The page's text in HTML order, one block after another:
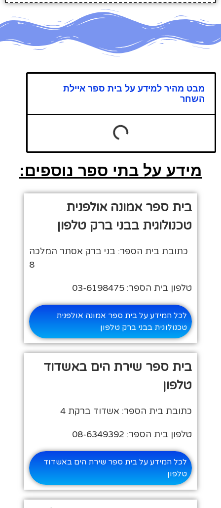
מבט מהיר למידע על בית ספר איילת
השחר
מידע על בתי ספר נוספים:
בית ספר אמונה אולפנית
טכנולוגית בבני ברק טלפון
כתובת בית הספר: בני ברק אסתר המלכה
8
טלפון בית הספר: 03-6198475
לכל המידע על בית ספר אמונה אולפנית
טכנולוגית בבני ברק טלפון
בית ספר שירת הים באשדוד
טלפון
כתובת בית הספר: אשדוד ברקת 4
טלפון בית הספר: 08-6349392
לכל המידע על בית ספר שירת הים באשדוד
טלפון